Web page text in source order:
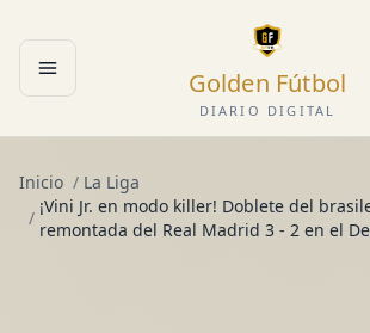
Abrir menú Golden Fútbol
DIARIO DIGITAL
Inicio / La Liga
/
¡Vini Jr. en modo killer! Doblete del
remontada del Real Madrid 3 - 2 en el